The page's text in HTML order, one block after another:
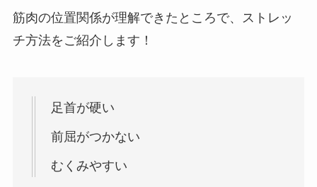
筋肉の位置関係が理解できたところで、ストレッ
チ方法をご紹介します！
足首が硬い
前屈がつかない
むくみやすい